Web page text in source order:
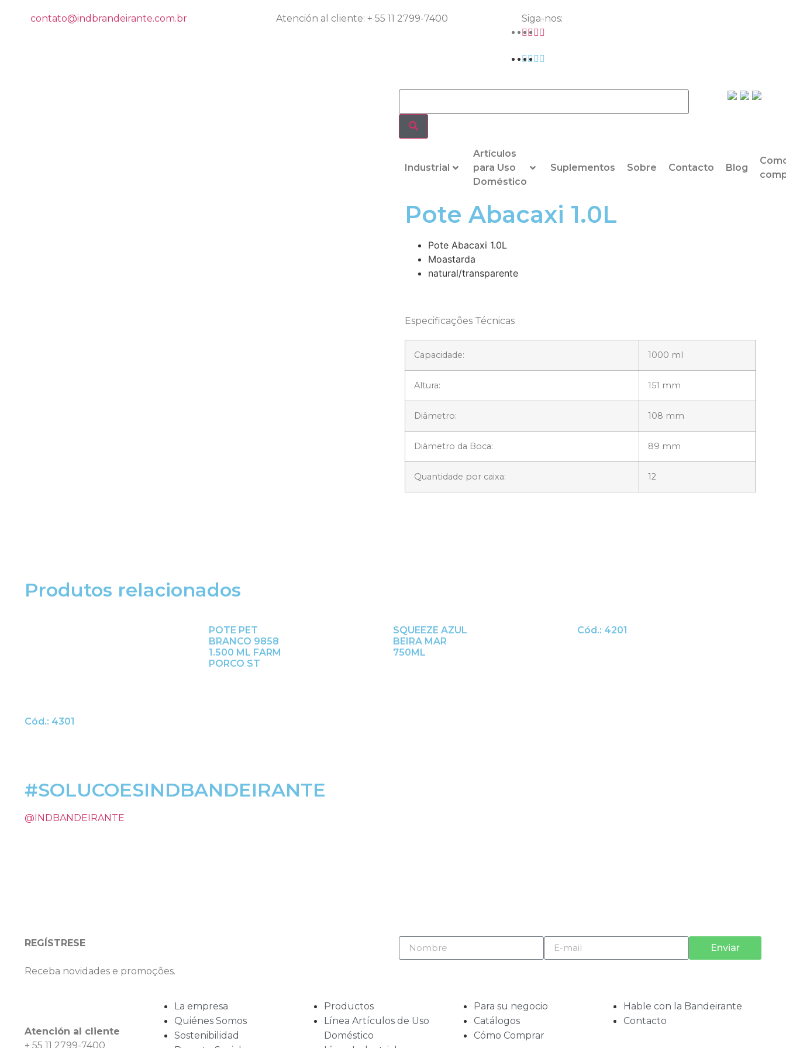
contato@indbrandeirante.com.br Atención al cliente: + 55 11 2799-7400 Siga-nos:
Industrial
Artículos
para Uso
Doméstico
Suplementos Sobre Contacto Blog
Pote Abacaxi 1.0L
Pote Abacaxi 1.0L
Moastarda
natural/transparente
Especificações Técnicas
Capacidade: 1000 ml
Altura: 151 mm
Diâmetro: 108 mm
Diâmetro da Boca: 89 mm
Quantidade por caixa: 12
Produtos relacionados
POTE PET
BRANCO 9858
1.500 ML FARM
PORCO ST
SQUEEZE AZUL
BEIRA MAR
750ML
Cód.: 4201
Cód.: 4301
#SOLUCOESINDBANDEIRANTE
@INDBANDEIRANTE
REGÍSTRESE
Receba novidades e promoções.
Enviar
Atención al cliente
+ 55 11 2799-7400
La empresa
Quiénes Somos
Sostenibilidad
Productos
Línea Artículos de Uso
Doméstico
Para su negocio
Catálogos
Cómo Comprar
Hable con la Bandeirante
Contacto